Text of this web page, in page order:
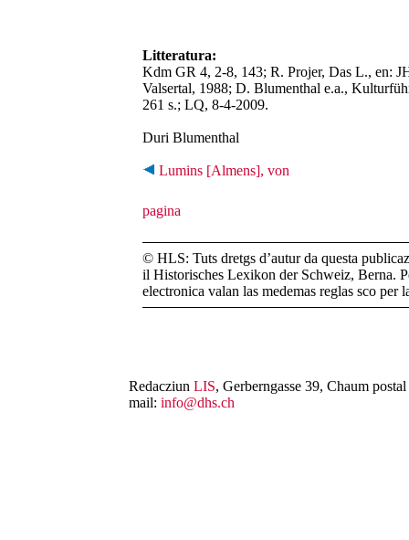
Litteratura:
Kdm GR 4, 2-8, 143; R. Projer, Das L., en:
Valsertal, 1988; D. Blumenthal e.a.,
261 s.; LQ, 8-4-2009.
Duri Blumenthal
Lumins [Almens], von
© HLS: Tuts dretgs d’autur da questa
il Historisches Lexikon der Schweiz, Berna.
electronica valan las medemas reglas sco per
Redacziun LIS, Gerberngasse 39, Chaum
mail: info@dhs.ch